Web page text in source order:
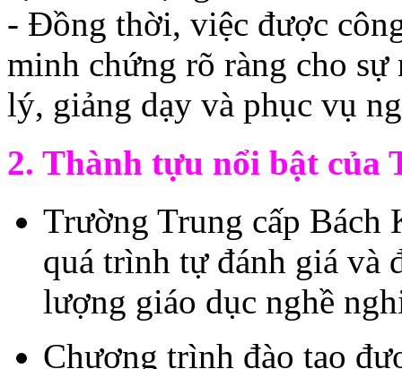
- Đồng thời, việc được
minh chứng rõ ràng cho
lý, giảng dạy và phục vụ
2. Thành tựu nổi bật của
Trường Trung cấp Bách
quá trình tự đánh giá và
lượng giáo dục nghề
Chương trình đào tạo